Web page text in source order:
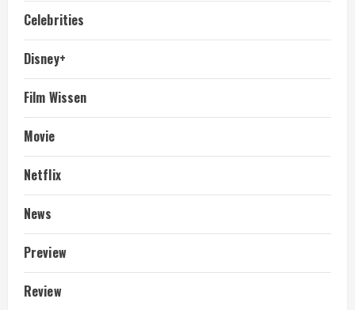
Celebrities
Disney+
Film Wissen
Movie
Netflix
News
Preview
Review